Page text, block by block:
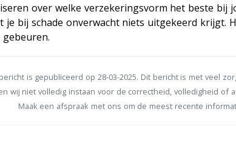
over welke verzekeringsvorm het beste bij
je bij schade onverwacht niets uitgekeerd krijgt.
is gepubliceerd op 28-03-2025. Dit bericht is met veel
wij niet volledig instaan voor de correctheid, volledigheid of
Maak een afspraak met ons om de meest recente